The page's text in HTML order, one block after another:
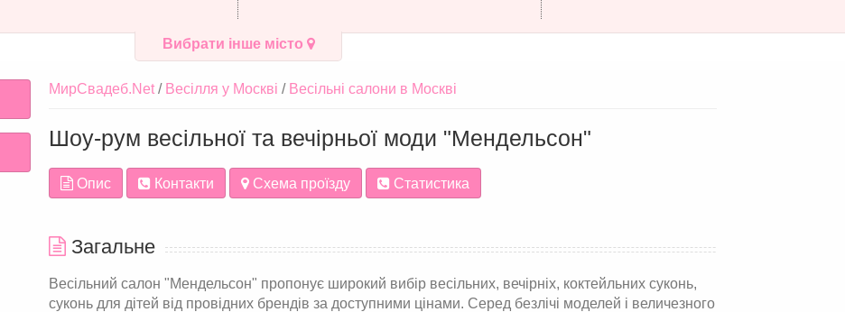
Вибрати інше місто
МирСвадеб.Net Весілля у Москві Весільні салони в Москві
Шоу-рум весільної та вечірньої моди "Мендельсон"
Опис Контакти Схема проїзду Статистика
Загальне
Весільний салон "Мендельсон" пропонує широкий вибір весільних, вечірніх, коктейльних суконь,
суконь для дітей від провідних брендів за доступними цінами. Серед безлічі моделей і величезного